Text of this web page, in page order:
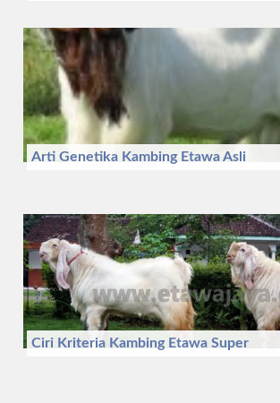
Arti Genetika Kambing Etawa Asli
Ciri Kriteria Kambing Etawa Super